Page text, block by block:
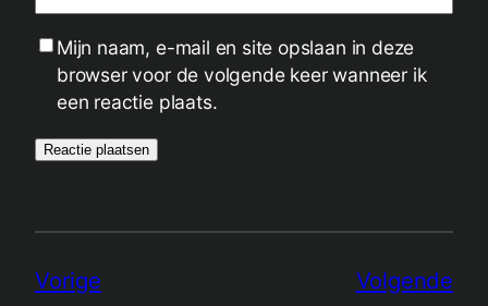
Mijn naam, e-mail en site opslaan in deze
browser voor de volgende keer wanneer ik
een reactie plaats.
Vorige Volgende